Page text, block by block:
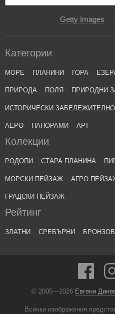
Getty Images
Категории
МОРЕ ПЛАНИНИ ГОРА
ПРИРОДА ПОЛЯ ПРИРОДНИ
ИСТОРИЧЕСКИ
АЕРО ПАНОРАМИ АРТ
Колекции
РОДОПИ СТАРА ПЛАНИНА
МОРСКИ ПЕЙЗАЖ АГРО
ГРАДСКИ ПЕЙЗАЖ
Рейтинг
ЗЛАТНИ СРЕБЪРНИ
© 2005—2026 Евгени
Всички изображения